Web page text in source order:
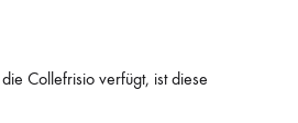
Collefrisio verfügt, ist diese